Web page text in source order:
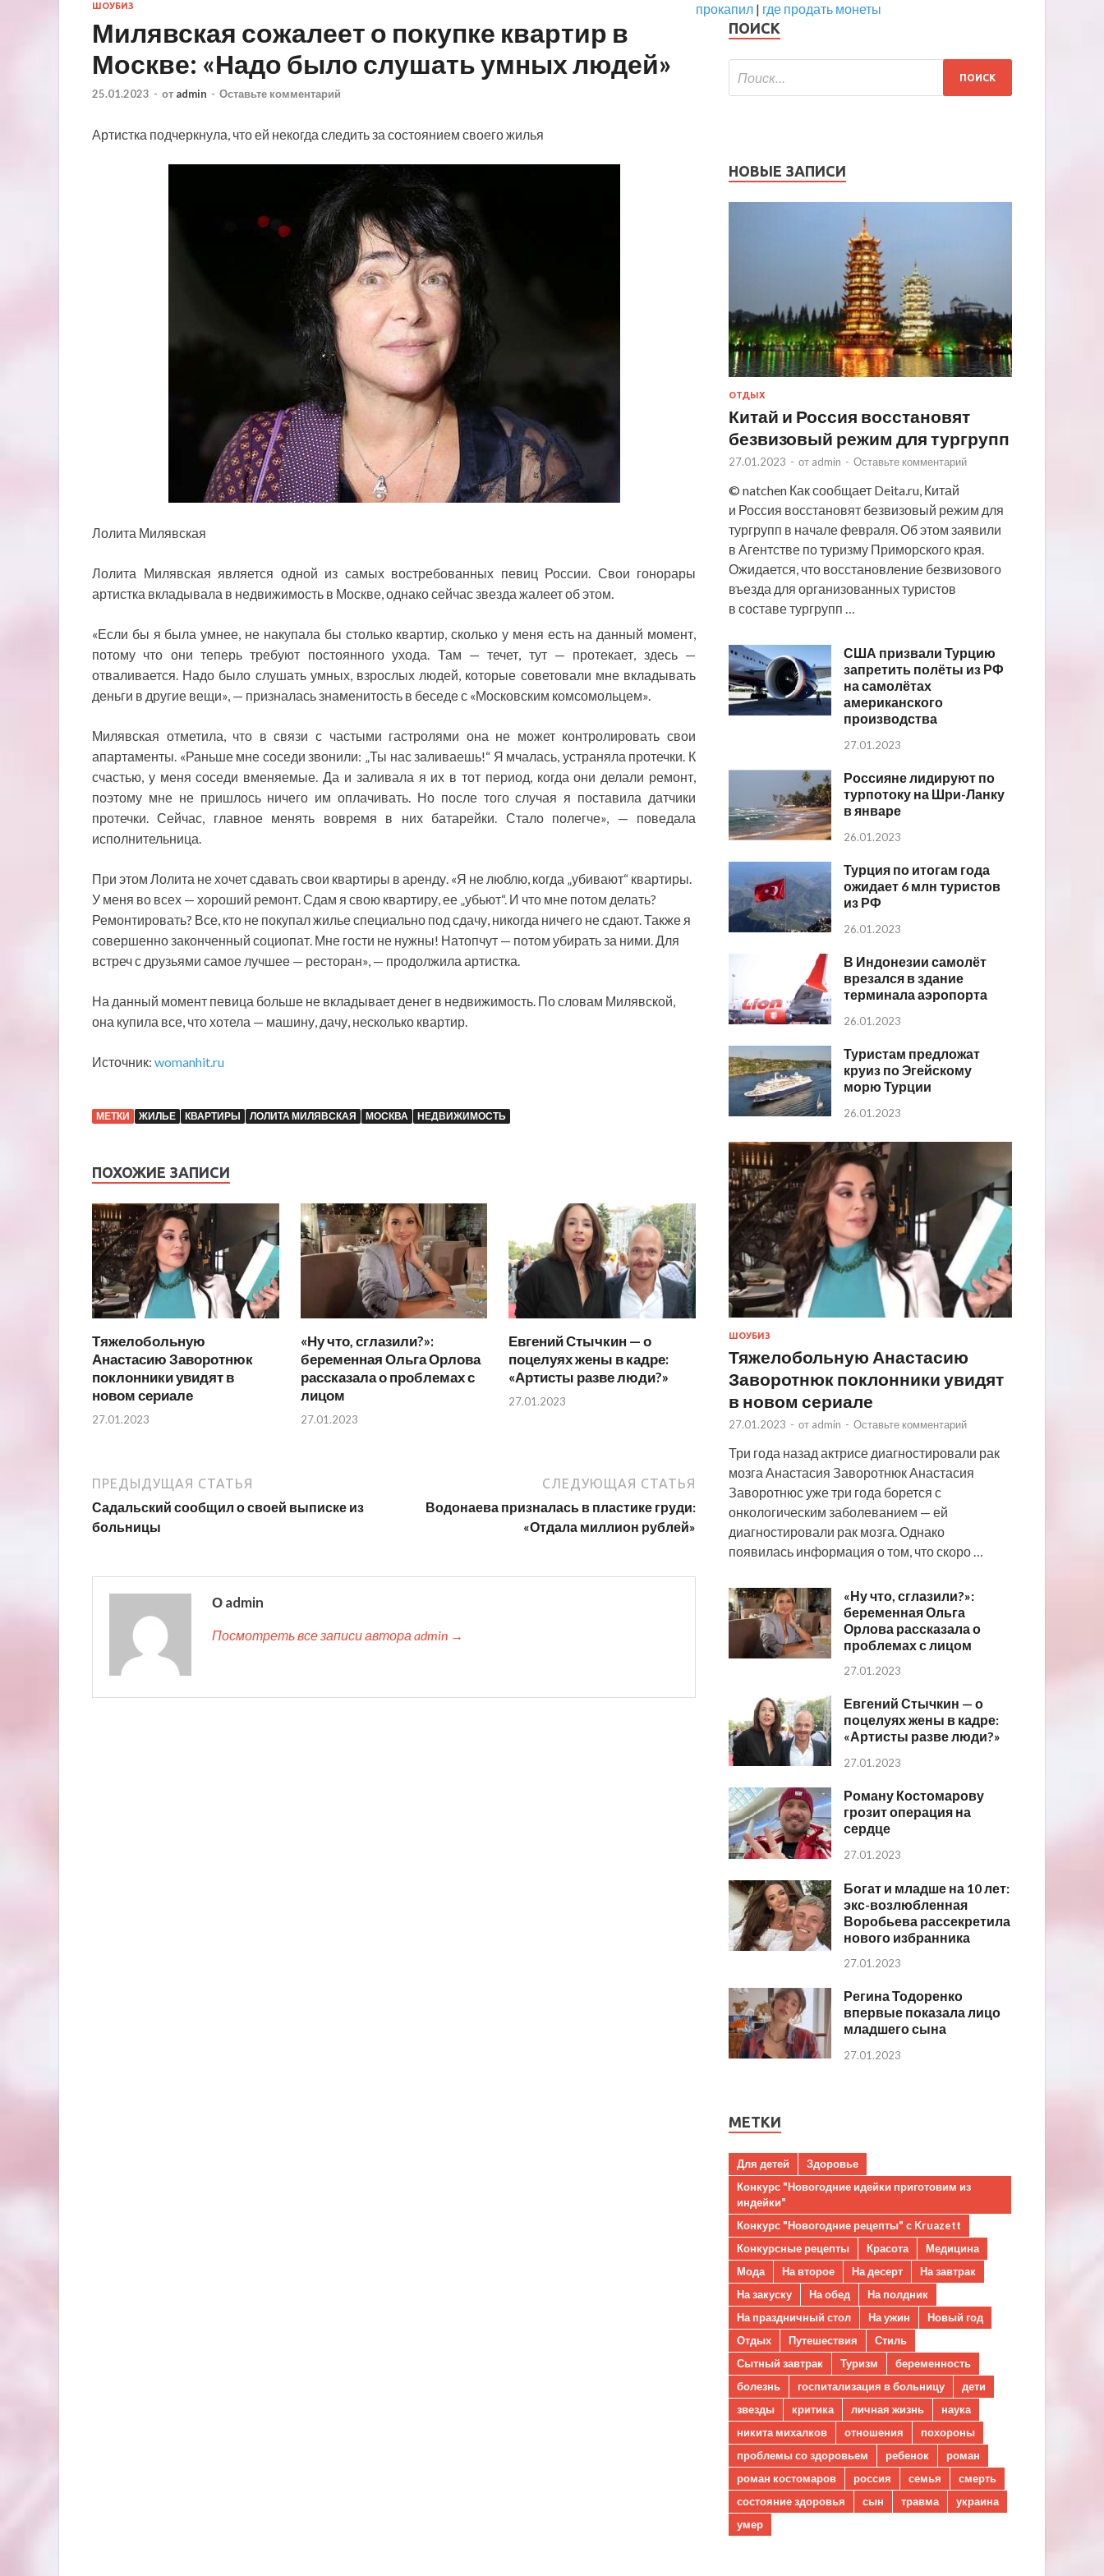
ШОУБИЗ
Милявская сожалеет о покупке квартир в
Москве: «Надо было слушать умных людей»
25.01.2023 - от admin - Оставьте комментарий
Артистка подчеркнула, что ей некогда следить за состоянием своего жилья
Лолита Милявская
Лолита Милявская является одной из самых востребованных певиц России. Свои гонорары
артистка вкладывала в недвижимость в Москве, однако сейчас звезда жалеет об этом.
«Если бы я была умнее, не накупала бы столько квартир, сколько у меня есть на данный момент,
потому что они теперь требуют постоянного ухода. Там — течет, тут — протекает, здесь —
отваливается. Надо было слушать умных, взрослых людей, которые советовали мне вкладывать
деньги в другие вещи», — призналась знаменитость в беседе с «Московским комсомольцем».
Милявская отметила, что в связи с частыми гастролями она не может контролировать свои
апартаменты. «Раньше мне соседи звонили: „Ты нас заливаешь!“ Я мчалась, устраняла протечки. К
счастью, у меня соседи вменяемые. Да и заливала я их в тот период, когда они делали ремонт,
поэтому мне не пришлось ничего им оплачивать. Но после того случая я поставила датчики
протечки. Сейчас, главное менять вовремя в них батарейки. Стало полегче», — поведала
исполнительница.
При этом Лолита не хочет сдавать свои квартиры в аренду. «Я не люблю, когда „убивают“ квартиры.
У меня во всех — хороший ремонт. Сдам я свою квартиру, ее „убьют“. И что мне потом делать?
Ремонтировать? Все, кто не покупал жилье специально под сдачу, никогда ничего не сдают. Также я
совершенно законченный социопат. Мне гости не нужны! Натопчут — потом убирать за ними. Для
встреч с друзьями самое лучшее — ресторан», — продолжила артистка.
На данный момент певица больше не вкладывает денег в недвижимость. По словам Милявской,
она купила все, что хотела — машину, дачу, несколько квартир.
Источник: womanhit.ru
МЕТКИ ЖИЛЬЕ КВАРТИРЫ ЛОЛИТА МИЛЯВСКАЯ МОСКВА НЕДВИЖИМОСТЬ
ПОХОЖИЕ ЗАПИСИ
Тяжелобольную
Анастасию Заворотнюк
поклонники увидят в
новом сериале
27.01.2023
«Ну что, сглазили?»:
беременная Ольга Орлова
рассказала о проблемах с
лицом
27.01.2023
Евгений Стычкин — о
поцелуях жены в кадре:
«Артисты разве люди?»
27.01.2023
ПРЕДЫДУЩАЯ СТАТЬЯ
Садальский сообщил о своей выписке из
больницы
СЛЕДУЮЩАЯ СТАТЬЯ
Водонаева призналась в пластике груди:
«Отдала миллион рублей»
О admin
Посмотреть все записи автора admin →
прокапил | где продать монеты
ПОИСК
НОВЫЕ ЗАПИСИ
ОТДЫХ
Китай и Россия восстановят
безвизовый режим для тургрупп
27.01.2023 - от admin - Оставьте комментарий
© natchen Как сообщает Deita.ru, Китай
и Россия восстановят безвизовый режим для
тургрупп в начале февраля. Об этом заявили
в Агентстве по туризму Приморского края.
Ожидается, что восстановление безвизового
въезда для организованных туристов
в составе тургрупп …
США призвали Турцию
запретить полёты из РФ
на самолётах
американского
производства
27.01.2023
Россияне лидируют по
турпотоку на Шри-Ланку
в январе
26.01.2023
Турция по итогам года
ожидает 6 млн туристов
из РФ
26.01.2023
В Индонезии самолёт
врезался в здание
терминала аэропорта
26.01.2023
Туристам предложат
круиз по Эгейскому
морю Турции
26.01.2023
ШОУБИЗ
Тяжелобольную Анастасию
Заворотнюк поклонники увидят
в новом сериале
27.01.2023 - от admin - Оставьте комментарий
Три года назад актрисе диагностировали рак
мозга Анастасия Заворотнюк Анастасия
Заворотнюс уже три года борется с
онкологическим заболеванием — ей
диагностировали рак мозга. Однако
появилась информация о том, что скоро …
«Ну что, сглазили?»:
беременная Ольга
Орлова рассказала о
проблемах с лицом
27.01.2023
Евгений Стычкин — о
поцелуях жены в кадре:
«Артисты разве люди?»
27.01.2023
Роману Костомарову
грозит операция на
сердце
27.01.2023
Богат и младше на 10 лет:
экс-возлюбленная
Воробьева рассекретила
нового избранника
27.01.2023
Регина Тодоренко
впервые показала лицо
младшего сына
27.01.2023
МЕТКИ
Для детей
Здоровье
Конкурс "Новогодние идейки приготовим из
индейки"
Конкурс "Новогодние рецепты" с Kruazett
Конкурсные рецепты
Красота
Медицина
Мода
На второе На десерт
На завтрак
На закуску
На обед
На полдник
На праздничный стол
На ужин
Новый год
Отдых
Путешествия
Стиль
Сытный завтрак
Туризм
беременность
болезнь
госпитализация в больницу
дети
звезды
критика личная жизнь
наука
никита михалков
отношения
похороны
проблемы со здоровьем
ребенок
роман
роман костомаров
россия семья
смерть
состояние здоровья
сын травма
украина
умер